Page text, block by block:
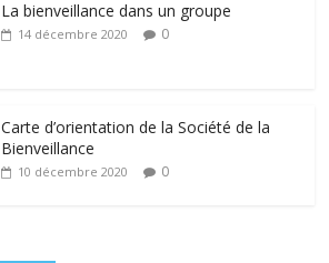
e e g
La bienveillance dans un groupe
14 décembre 2020 0
Carte d’orientation de la Société de la
Bienveillance
10 décembre 2020 0